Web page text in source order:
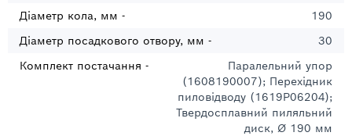
Діаметр кола, мм -
190
Діаметр посадкового отвору, мм -
30
Комплект постачання -
Паралельний упор
(1608190007); Перехідник
пиловідводу (1619P06204);
Твердосплавний пиляльний
диск, Ø 190 мм